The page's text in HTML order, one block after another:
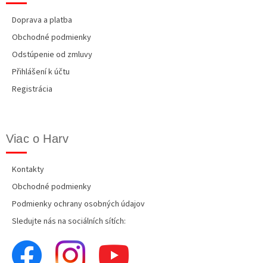
Doprava a platba
Obchodné podmienky
Odstúpenie od zmluvy
Přihlášení k účtu
Registrácia
Viac o Harv
Kontakty
Obchodné podmienky
Podmienky ochrany osobných údajov
Sledujte nás na sociálních sítích: